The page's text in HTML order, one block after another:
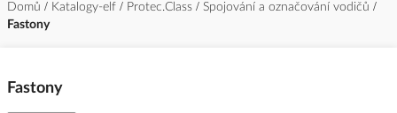
Domů Katalogy-elf Protec.Class
Spojování a označování vodičů
Fastony
Fastony